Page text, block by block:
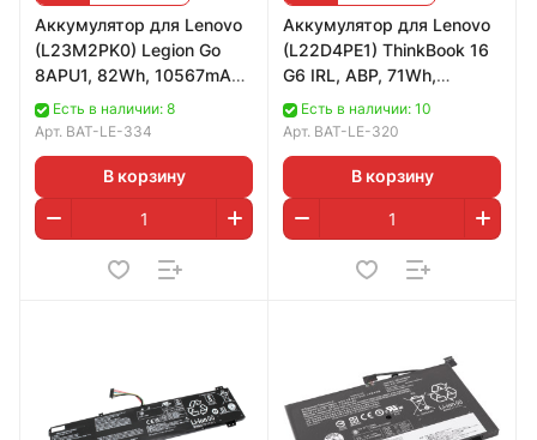
Аккумулятор для Lenovo
(L23M2PK0) Legion Go
8APU1, 82Wh, 10567mAh,
7.76vЕсть в наличии: 8
Арт. BAT-LE-334
В корзину
Аккумулятор для Lenovo
(L22D4PE1) ThinkBook 16
G6 IRL, ABP, 71Wh,
4625mAh, 15.36V
Есть в наличии: 10
Арт. BAT-LE-320
В корзину